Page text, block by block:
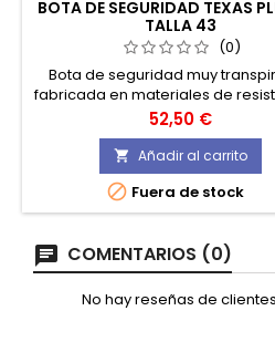
BOTA DE SEGURIDAD TEXAS
TALLA 43
(0)
Bota de seguridad muy
fabricada en materiales de
durabilidad extraordinaria.
ergonómica y extra ancha, que
un ancho especial y gran
Precio
52,50 €
 Añadir al carrito
 Fuera de stock
COMENTARIOS (0)
No hay reseñas de